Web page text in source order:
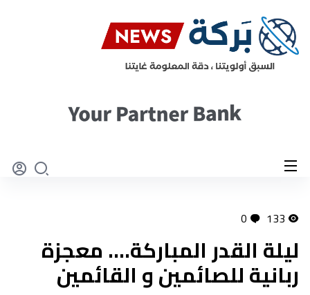
133
0
ليلة القدر المباركة.... معجزة
ربانية للصائمين و القائمين